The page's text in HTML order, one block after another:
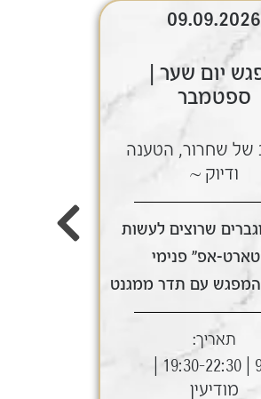
09.09.2026
יום שער |
ספטמבר
של שחרור, הטענה
ודיוק ~
שרוצים לעשות
אפ" פנימי
עם תדר ממגנט
תאריך:
מודיעין